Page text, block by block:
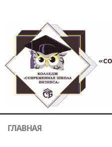
ГЛАВНАЯ